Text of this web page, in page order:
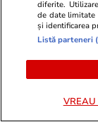
Știri România
Rezultatele
diferite.
de date limitate
și identificarea
Listă parteneri
VREAU